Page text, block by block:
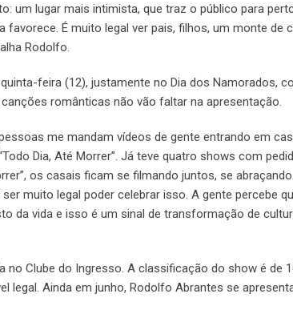
um lugar mais intimista, que traz o público para
É muito legal ver pais, filhos, um monte de
Rodolfo.
feira (12), justamente no Dia dos Namorados,
românticas não vão faltar na apresentação.
me mandam vídeos de gente entrando em
Dia, Até Morrer”. Já teve quatro shows com
os casais ficam se filmando juntos, se
muito legal poder celebrar isso. A gente percebe
da vida e isso é um sinal de transformação de
Clube do Ingresso. A classificação do show é de
Ainda em junho, Rodolfo Abrantes se